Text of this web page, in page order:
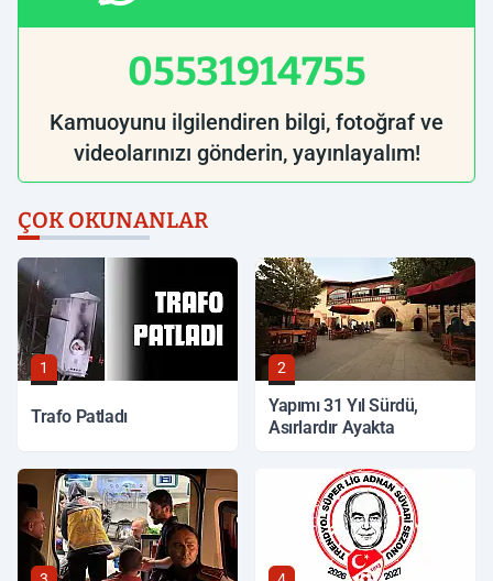
05531914755
Kamuoyunu ilgilendiren bilgi, fotoğraf ve
videolarınızı gönderin, yayınlayalım!
ÇOK OKUNANLAR
1
Trafo Patladı
2
Yapımı 31 Yıl Sürdü,
Asırlardır Ayakta